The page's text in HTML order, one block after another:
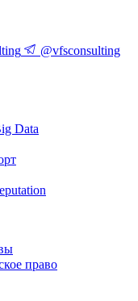
@vfsconsulting
Data
право